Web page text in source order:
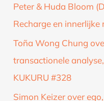
Peter & Huda Bloom
Recharge en innerlijke
Toña Wong Chung
transactionele
KUKURU #328
Simon Keizer over